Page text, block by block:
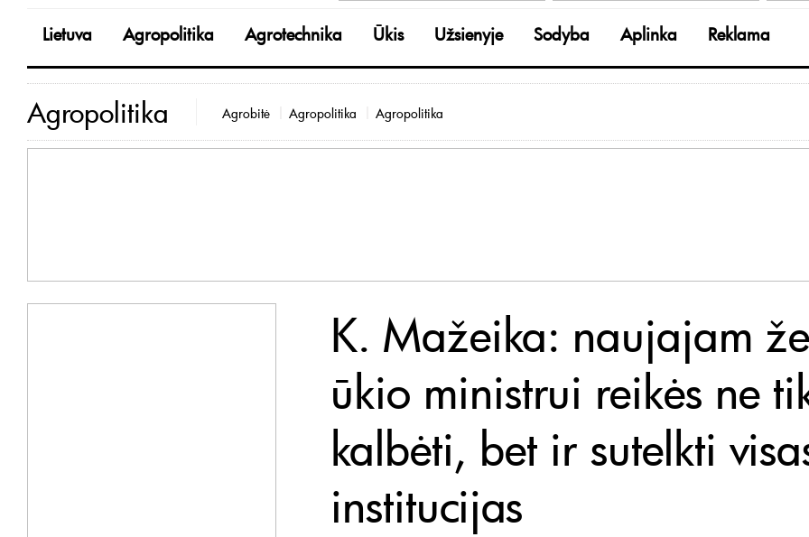
Lietuva Agropolitika Agrotechnika Ūkis Užsienyje Sodyba Aplinka Reklama
Agropolitika Agrobitė Agropolitika Agropolitika
K. Mažeika: naujajam
ūkio ministrui reikės ne
kalbėti, bet ir sutelkti
institucijas